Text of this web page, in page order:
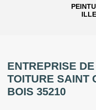
ENTREPRISE
TOITURE SAINT
BOIS 35210